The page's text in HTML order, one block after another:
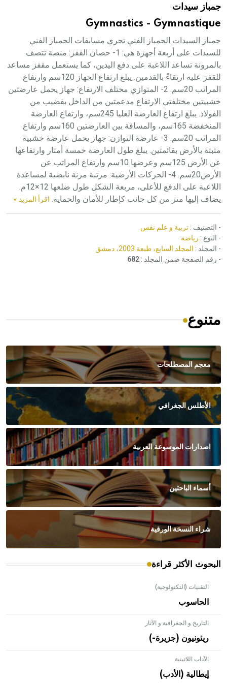
هيئة الموسوعة العربية تطلق موسوعات جديدة في عام 2026جمباز سيدات
Gymnastics - Gymnastique
جمباز السيدات الجمباز الفني تجري مسابقات الجمباز الفني
للسيدات على أربعة أجهزة هي: 1- حصان القفز: منصة تتصف
بالمرونة تساعد اللاعبة على دفع اليدين، كما يستعمل مقفز مساعد
للقفز عليه ارتقاءً بالقدمين. يبلغ ارتفاع الجهاز 120سم وارتفاع
المراتب 20سم. 2- المتوازي مختلف الارتفاع: جهاز يحمل عارضتين
خشبيتين مختلفتي الارتفاع مدعمتين من الداخل بقضيب من
الفولاذ. يبلغ ارتفاع العارضة العليا 245سم، وارتفاع العارضة
المنخفضة 165سم، والمسافة بين العارضتين 160سم وارتفاع
المراتب 20سم. 3- عارضة التوازن: جهاز يحمل عارضة خشبية
مثبتة بالأرض بقائمتين. يبلغ طول العارضة خمسة أمتار وارتفاعها
عن الأرض 125سم وعرضها 10سم وارتفاع المراتب عن
الأرض20سم. 4- الحركات الأرضية: مرتبة مرنة نابضية لمساعدة
اللاعبة على الدفع للأعلى، مربعة الشكل طول ضلعها 12×12م.
يضاف إليها متر من كل جانب كإطار للأمان والحماية. اقرأ المزيد »
- التصنيف : تربية و علم نفس
- النوع : رياضة
- المجلد : المجلد السابع، طبعة 2003، دمشق
- رقم الصفحة ضمن المجلد : 682
متنوع
معجم المصطلحات
الأطلس الجغرافي
اصدارات الموسوعة العربية
أسماء الباحثين
شراء النسخة الورقية
البحوث الأكثر قراءة
التقنيات (التكنولوجية)
الحاسوب
التاريخ و الجغرافية و الآثار
ريئونيون (جزيرة-)
الآداب اللاتينية
إيطالية (الأدب)